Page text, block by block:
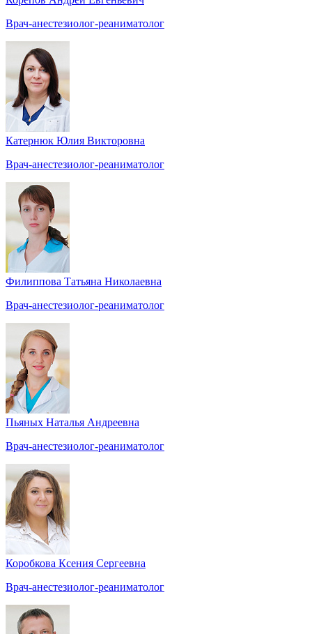
Врач-анестезиолог-реаниматолог
Катернюк Юлия Викторовна
Врач-анестезиолог-реаниматолог
Филиппова Татьяна Николаевна
Врач-анестезиолог-реаниматолог
Пьяных Наталья Андреевна
Врач-анестезиолог-реаниматолог
Коробкова Ксения Сергеевна
Врач-анестезиолог-реаниматолог